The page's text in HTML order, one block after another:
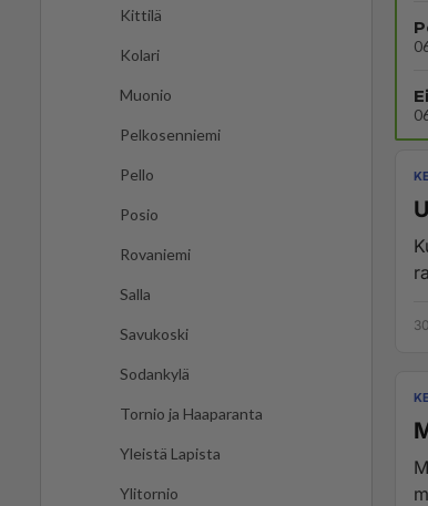
Kittilä
Kolari
Muonio
Pelkosenniemi
Pello
Posio
Rovaniemi
Salla
Savukoski
Sodankylä
Tornio ja Haaparanta
Yleistä Lapista
Ylitornio